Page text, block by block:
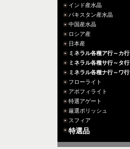
インド産水晶
パキスタン産水晶
中国産水晶
ロシア産
日本産
ミネラル各種ア行～カ行
ミネラル各種サ行～タ行
ミネラル各種ナ行～ワ行
フローライト
アポフィライト
特選アゲート
厳選ポリッシュ
スフィア
特選品